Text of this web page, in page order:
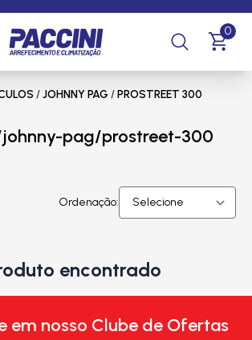
0
/JOHNNY PAG /PROSTREET 300
pag/prostreet-300
Ordenação:
encontrado
em nosso Clube de Ofertas